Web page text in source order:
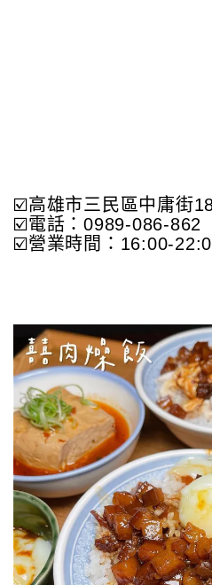
☑️高雄市三民區中庸街
☑️電話：0989-086-862
☑️營業時間：16:00-